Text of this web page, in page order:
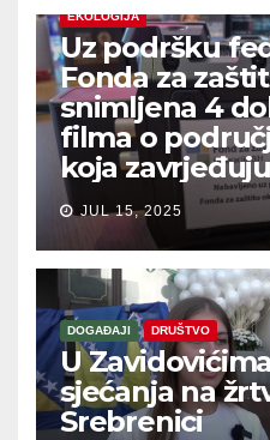
EKOLOGIJA
Uz podršku
Fonda za
snimljena 4
filma o
koja
JUL 15, 2025
DOGAĐAJI DRUŠTVO
U
sjećanja na
Srebrenici